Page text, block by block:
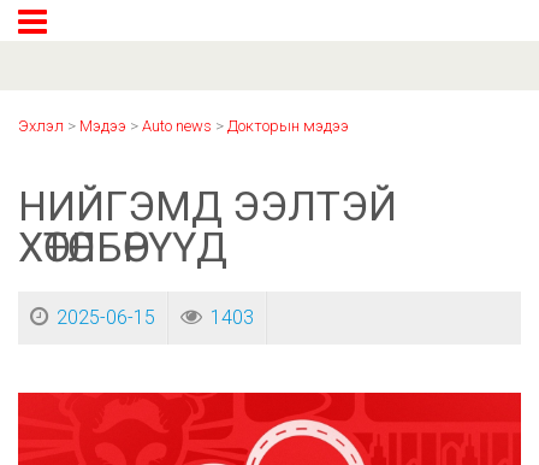
Эхлэл > Мэдээ > Auto news > Докторын мэдээ
НИЙГЭМД ЭЭЛТЭЙ
ХӨТӨЛБӨРҮҮД
2025-06-15 1403